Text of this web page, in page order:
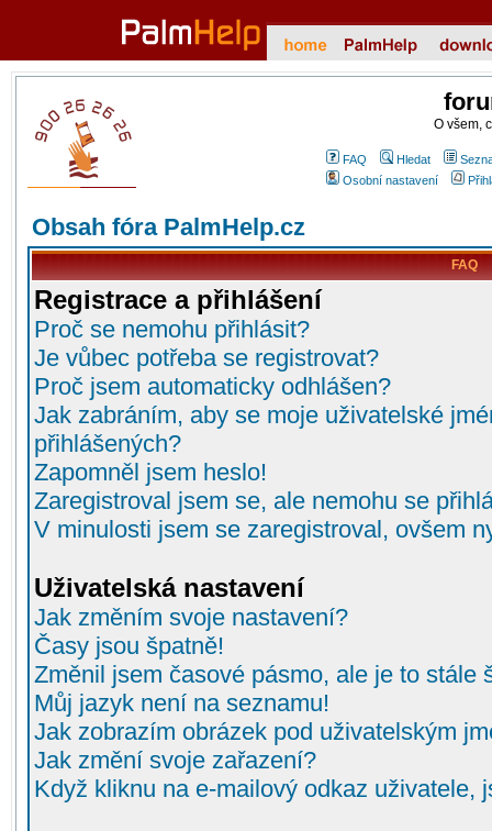
O všem,
FAQ Hledat
Osobní nastavení
Obsah fóra PalmHelp.cz
FAQ
Registrace a přihlášení
Proč se nemohu přihlásit?
Je vůbec potřeba se registrovat?
Proč jsem automaticky odhlášen?
Jak zabráním, aby se moje uživatelské
přihlášených?
Zapomněl jsem heslo!
Zaregistroval jsem se, ale nemohu se
V minulosti jsem se zaregistroval, ovšem
Uživatelská nastavení
Jak změním svoje nastavení?
Časy jsou špatně!
Změnil jsem časové pásmo, ale je to stále
Můj jazyk není na seznamu!
Jak zobrazím obrázek pod uživatelským
Jak změní svoje zařazení?
Když kliknu na e-mailový odkaz uživatele,